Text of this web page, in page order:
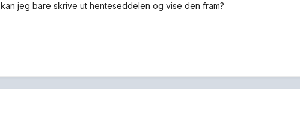
kan jeg bare skrive ut henteseddelen og vise den fram?